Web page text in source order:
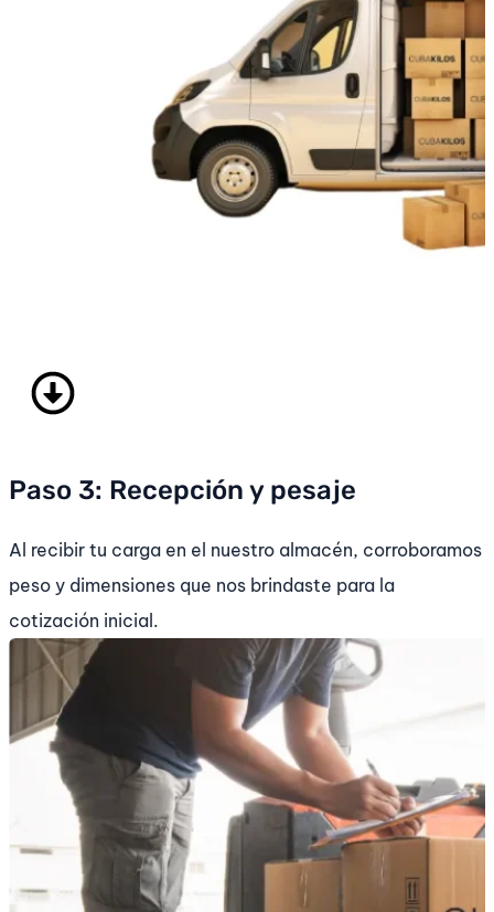
Paso 3: Recepción y pesaje
Al recibir tu carga en el nuestro almacén, corroboramos
peso y dimensiones que nos brindaste para la
cotización inicial.